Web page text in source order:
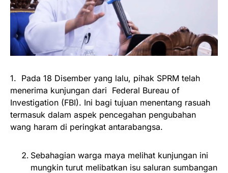
1. Pada 18 Disember yang lalu, pihak SPRM telah
menerima kunjungan dari Federal Bureau of
Investigation (FBI). Ini bagi tujuan menentang rasuah
termasuk dalam aspek pencegahan pengubahan
wang haram di peringkat antarabangsa.
Sebahagian warga maya melihat kunjungan ini
mungkin turut melibatkan isu saluran sumbangan